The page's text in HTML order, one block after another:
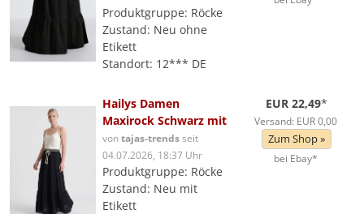
Produktgruppe: Röcke
Zustand: Neu ohne
Etikett
Standort: 12*** DE
Hailys Damen
Maxirock Schwarz mit
vontajas-trendsseit
04.07.2026, 18:37 Uhr
Produktgruppe: Röcke
Zustand: Neu mit
Etikett
EUR 22,49*
Versand: EUR 0,00
Zum Shop »
bei Ebay*